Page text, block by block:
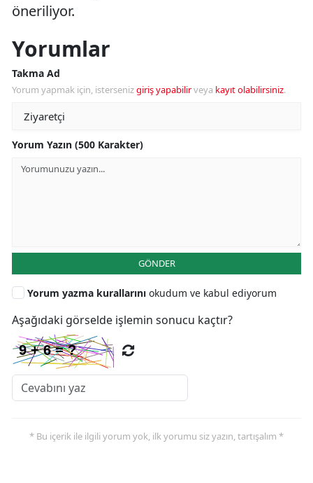
öneriliyor.
Yorumlar
Takma Ad
Yorum yapmak için, istersenizgiriş yapabilirveya kayıt olabilirsiniz.
Yorum Yazın (500 Karakter)
GÖNDER
Yorum yazma kurallarını okudum ve kabul ediyorum
Aşağıdaki görselde işlemin sonucu kaçtır?
* Bu içerik ile ilgili yorum yok, ilk yorumu siz yazın, tartışalım *